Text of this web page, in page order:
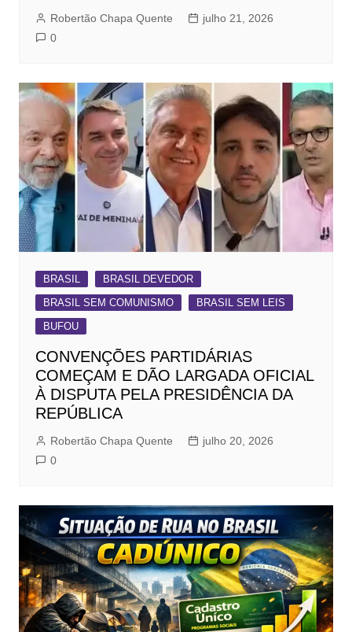
Robertão Chapa Quente
julho 21, 2026
0
BRASIL
BRASIL DEVEDOR
BRASIL SEM COMUNISMO
BRASIL SEM LEIS
BUFOU
CONVENÇÕES PARTIDÁRIAS
COMEÇAM E DÃO LARGADA OFICIAL
À DISPUTA PELA PRESIDÊNCIA DA
REPÚBLICA
Robertão Chapa Quente
julho 20, 2026
0